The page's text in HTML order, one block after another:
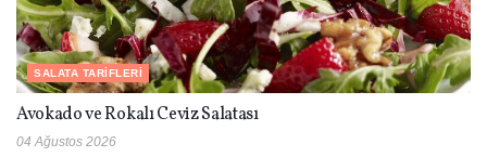
SALATA TARIFLERI
Avokado ve Rokalı Ceviz Salatası
04 Ağustos 2026